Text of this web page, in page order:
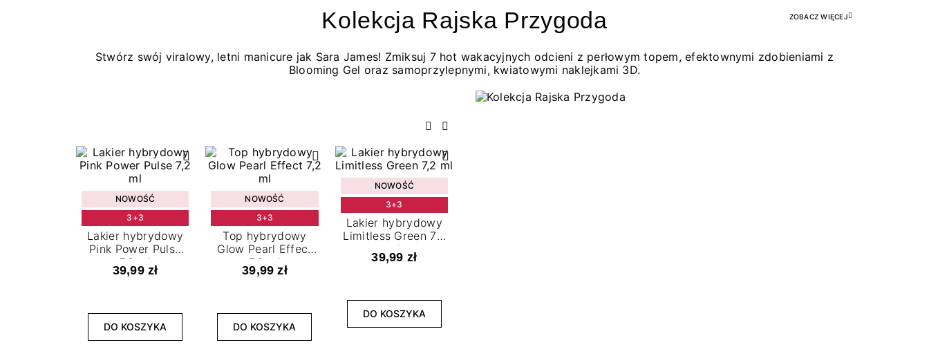
Kolekcja Rajska Przygoda ZOBACZ WIĘCEJ
Stwórz swój viralowy, letni manicure jak Sara James! Zmiksuj 7 hot wakacyjnych odcieni z perłowym topem, efektownymi zdobieniami z
Blooming Gel oraz samoprzylepnymi, kwiatowymi naklejkami 3D.
Poprzedni
Następny
NOWOŚĆ
3+3
Lakier hybrydowy
Pink Power Pulse
7,2 ml
39,99 zł
DO KOSZYKA
NOWOŚĆ
3+3
Top hybrydowy
Glow Pearl Effect
7,2 ml
39,99 zł
DO KOSZYKA
NOWOŚĆ
3+3
Lakier hybrydowy
Limitless Green 7,2
ml
39,99 zł
DO KOSZYKA